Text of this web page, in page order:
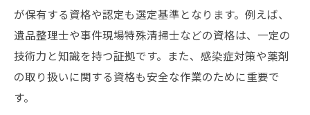
が保有する資格や認定も選定基準となります。例えば、
遺品整理士や事件現場特殊清掃士などの資格は、一定の
技術力と知識を持つ証拠です。また、感染症対策や薬剤
の取り扱いに関する資格も安全な作業のために重要で
す。